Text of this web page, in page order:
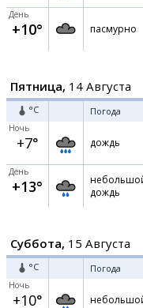
День
+10° пасмурно
Пятница, 14 Августа
°C Погода
Ночь
+7° дождь
День
+13°
дождь
Суббота, 15 Августа
°C Погода
Ночь
+10°